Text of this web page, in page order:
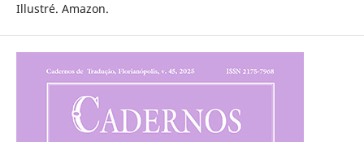
Illustré. Amazon.